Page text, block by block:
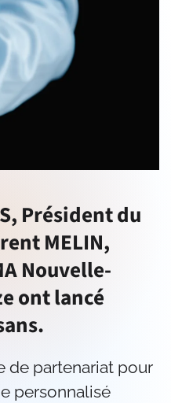
Président du
MELIN,
Nouvelle-
ont lancé
de partenariat pour
personnalisé